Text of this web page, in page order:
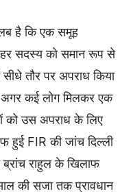
है कि एक समूह
सदस्य को समान रूप से
तौर पर अपराध किया
अगर कई लोग मिलकर एक
को उस अपराध के लिए
हुई FIR की जांच दिल्ली
ब्रांच राहुल के खिलाफ
की सजा तक प्रावधान